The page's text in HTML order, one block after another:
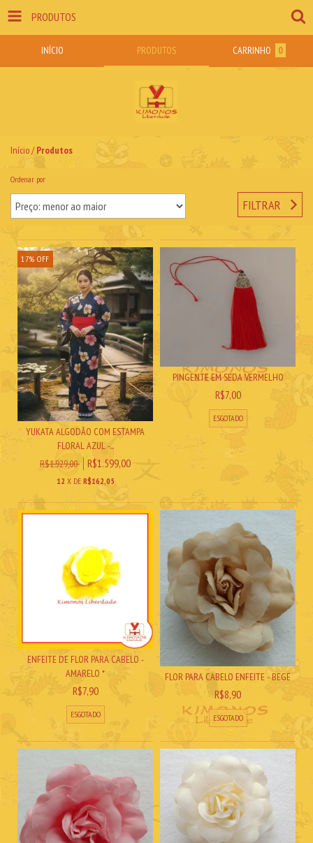
PRODUTOS
INÍCIO PRODUTOS CARRINHO 0
Início/ Produtos
Ordenar por
FILTRAR
17% OFF
YUKATA ALGODÃO COM ESTAMPA
FLORAL AZUL -...
R$1.929,00
R$1.599,00
12 X DE R$162,05
PINGENTE EM SEDA VERMELHO
R$7,00
ESGOTADO
ENFEITE DE FLOR PARA CABELO -
AMARELO *
R$7,90
ESGOTADO
FLOR PARA CABELO ENFEITE - BEGE
R$8,90
ESGOTADO